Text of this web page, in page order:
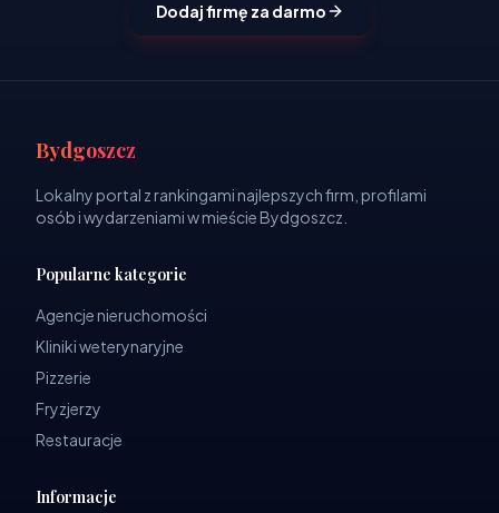
Dodaj firmę za darmo
Bydgoszcz
Lokalny portal z rankingami najlepszych firm, profilami
osób i wydarzeniami w mieście Bydgoszcz.
Popularne kategorie
Agencje nieruchomości
Kliniki weterynaryjne
Pizzerie
Fryzjerzy
Restauracje
Informacje